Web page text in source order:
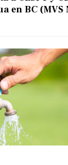
en BC (MVS